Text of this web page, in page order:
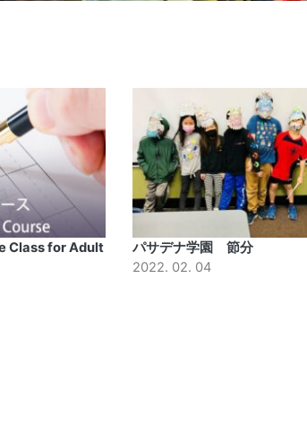
Class for Adult
パサデナ学園 節分
2022. 02. 04